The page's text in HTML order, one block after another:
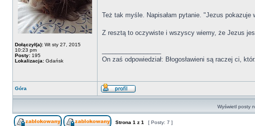
Dołączył(a): Wt sty 27, 2015
10:23 pm
Posty: 195
Lokalizacja: Gdańsk
Też tak myśle. Napisałam pytanie. "Jezus
Z resztą to oczywiste i wszyscy wiemy, że Jezus
On zaś odpowiedział: Błogosławieni są raczej ci,
Góra
Wyświetl posty
Strona 1 z 1 [ Posty: 7 ]